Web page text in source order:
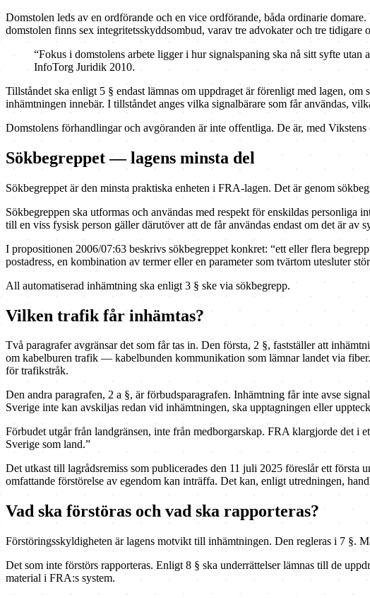
Domstolen leds av en ordförande och en vice ordförande, båda ordinarie
domstolen finns sex integritetsskyddsombud, varav tre advokater och tre
“Fokus i domstolens arbete ligger i hur signalspaning ska nå sitt syfte
InfoTorg Juridik 2010.
Tillståndet ska enligt 5 § endast lämnas om uppdraget är förenligt med lagen,
inhämtningen innebär. I tillståndet anges vilka signalbärare som får användas,
Domstolens förhandlingar och avgöranden är inte offentliga. De är, med
Sökbegreppet — lagens minsta del
Sökbegreppet är den minsta praktiska enheten i FRA-lagen. Det är genom
Sökbegreppen ska utformas och användas med respekt för enskildas personliga
till en viss fysisk person gäller därutöver att de får användas endast om det är av
I propositionen 2006/07:63 beskrivs sökbegreppet konkret: “ett eller flera
postadress, en kombination av termer eller en parameter som tvärtom utesluter
All automatiserad inhämtning ska enligt 3 § ske via sökbegrepp.
Vilken trafik får inhämtas?
Två paragrafer avgränsar det som får tas in. Den första, 2 §, fastställer att
om kabelburen trafik — kabelbunden kommunikation som lämnar landet via
för trafikstråk.
Den andra paragrafen, 2 a §, är förbudsparagrafen. Inhämtning får inte avse
Sverige inte kan avskiljas redan vid inhämtningen, ska upptagningen eller
Förbudet utgår från landgränsen, inte från medborgarskap. FRA klargjorde det
Sverige som land.”
Det utkast till lagrådsremiss som publicerades den 11 juli 2025 föreslår ett
omfattande förstörelse av egendom kan inträffa. Det kan, enligt utredningen,
Vad ska förstöras och vad ska rapporteras?
Förstöringsskyldigheten är lagens motvikt till inhämtningen. Den regleras i 7 §.
Det som inte förstörs rapporteras. Enligt 8 § ska underrättelser lämnas till de
material i FRA:s system.